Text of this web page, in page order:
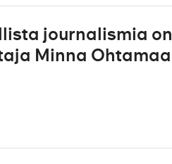
journalismia on
Minna Ohtamaa